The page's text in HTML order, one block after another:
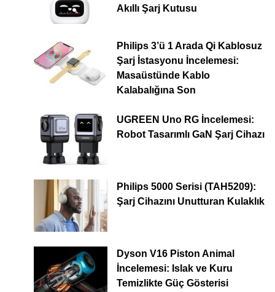
Akıllı Şarj Kutusu
Philips 3’ü 1 Arada Qi Kablosuz
Şarj İstasyonu İncelemesi:
Masaüstünde Kablo
Kalabalığına Son
UGREEN Uno RG İncelemesi:
Robot Tasarımlı GaN Şarj Cihazı
Philips 5000 Serisi (TAH5209):
Şarj Cihazını Unutturan Kulaklık
Dyson V16 Piston Animal
İncelemesi: Islak ve Kuru
Temizlikte Güç Gösterisi